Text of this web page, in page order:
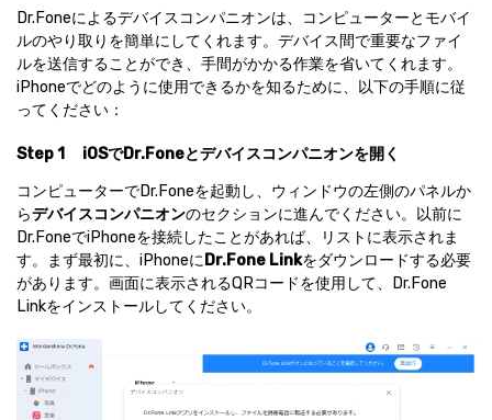
Dr.Foneによるデバイスコンパニオンは、コンピューターとモバイ
ルのやり取りを簡単にしてくれます。デバイス間で重要なファイ
ルを送信することができ、手間がかかる作業を省いてくれます。
iPhoneでどのように使用できるかを知るために、以下の手順に従
ってください：
Step 1
iOSでDr.Foneとデバイスコンパニオンを開く
コンピューターでDr.Foneを起動し、ウィンドウの左側のパネルか
らデバイスコンパニオンのセクションに進んでください。以前に
Dr.FoneでiPhoneを接続したことがあれば、リストに表示されま
す。まず最初に、iPhoneにDr.Fone Linkをダウンロードする必要
があります。画面に表示されるQRコードを使用して、Dr.Fone
Linkをインストールしてください。